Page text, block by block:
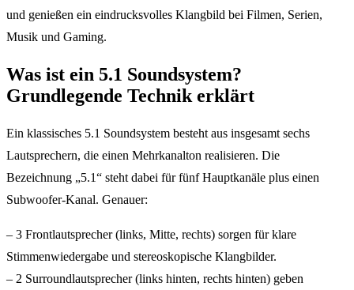
und genießen ein eindrucksvolles Klangbild bei Filmen, Serien,
Musik und Gaming.
Was ist ein 5.1 Soundsystem?
Grundlegende Technik erklärt
Ein klassisches 5.1 Soundsystem besteht aus insgesamt sechs
Lautsprechern, die einen Mehrkanalton realisieren. Die
Bezeichnung „5.1“ steht dabei für fünf Hauptkanäle plus einen
Subwoofer-Kanal. Genauer:
– 3 Frontlautsprecher (links, Mitte, rechts) sorgen für klare
Stimmenwiedergabe und stereoskopische Klangbilder.
– 2 Surroundlautsprecher (links hinten, rechts hinten) geben